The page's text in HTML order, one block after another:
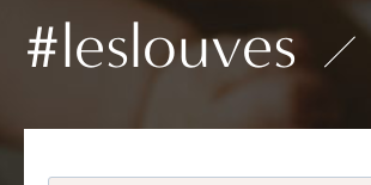
#leslouves